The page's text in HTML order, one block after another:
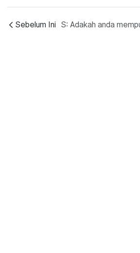
Sebelum Ini